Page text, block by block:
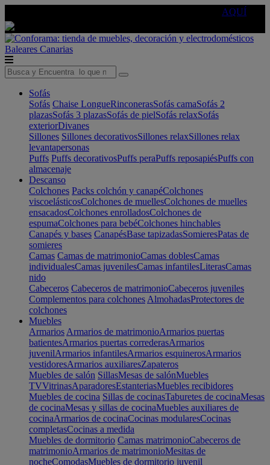
AQUÍ
Baleares Canarias
Sofás
Sofás Chaise LongueRinconerasSofás camaSofás 2
plazasSofás 3 plazasSofás de pielSofás relaxSofás
exteriorDivanes
Sillones Sillones decorativosSillones relaxSillones relax
levantapersonas
Puffs Puffs decorativosPuffs peraPuffs reposapiésPuffs con
almacenaje
Descanso
Colchones Packs colchón y canapéColchones
viscoelásticosColchones de muellesColchones de muelles
ensacadosColchones enrolladosColchones de
espumaColchones para bebéColchones hinchables
Canapés y bases CanapésBase tapizadasSomieresPatas de
somieres
Camas Camas de matrimonioCamas doblesCamas
individualesCamas juvenilesCamas infantilesLiterasCamas
nido
Cabeceros Cabeceros de matrimonioCabeceros juveniles
Complementos para colchones AlmohadasProtectores de
colchones
Muebles
Armarios Armarios de matrimonioArmarios puertas
batientesArmarios puertas correderasArmarios
juvenilArmarios infantilesArmarios esquinerosArmarios
vestidoresArmarios auxiliaresZapateros
Muebles de salón SillasMesas de salónMuebles
TVVitrinasAparadoresEstanteriasMuebles recibidores
Muebles de cocina Sillas de cocinasTaburetes de cocinaMesas
de cocinaMesas y sillas de cocinaMuebles auxiliares de
cocinaArmarios de cocinaCocinas modularesCocinas
completasCocinas a medida
Muebles de dormitorio Camas matrimonioCabeceros de
matrimonioArmarios de matrimonioMesitas de
nocheComodasMuebles de dormitorio juvenil